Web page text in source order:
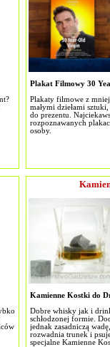
Plakat Filmowy 30
Plakaty filmowe z
małymi dziełami
do prezentu.
rozpoznawanych
osoby.
Kamienne Kostki do
Dobre whisky jak i
schłodzonej formie.
jednak zasadniczą
rozwadnia trunek i
specjalne Kamienne